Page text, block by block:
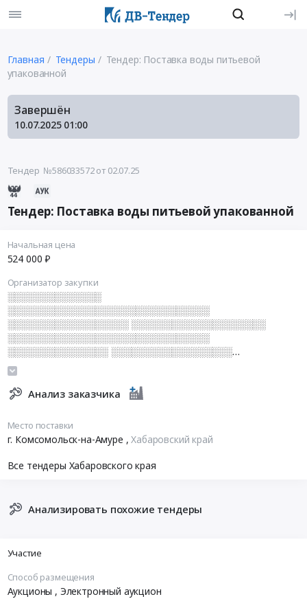
Главная Тендеры
Тендер: Поставка воды питьевой
упакованной
Завершён
10.07.2025 01:00
Тендер №586033572от 02.07.25
Тендер: Поставка воды питьевой упакованной
Начальная цена
524 000 ₽
Организатор закупки
░░░░░░░░░░░░░░
░░░░░░░░░░░░░░░░░░░░░░░░░░░░░░
░░░░░░░░░░░░░░░░░░ ░░░░░░░░░░░░░░░░░░░░
░░░░░░░░░░░░░░░░░░░░░░░░░░░░░░
░░░░░░░░░░░░░░░ ░░░░░░░░░░░░░░░░░░
░░░░░░░░░░░░░░░░░ ░░░░░░░░░░░░░░░░░░░░░░░░
░░░░░░░░░░░░░░░░░░░░░░░░░░░░░░
░░░░░░░░░░░░░░░░░░░░░░░░ ░░░░░░░░
Анализ заказчика
Место поставки
г. Комсомольск-на-Амуре ,Хабаровский край
Все тендеры Хабаровского края
Анализировать похожие тендеры
Участие
Способ размещения
Аукционы , Электронный аукцион